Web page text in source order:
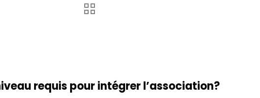
requis pour intégrer l’association?